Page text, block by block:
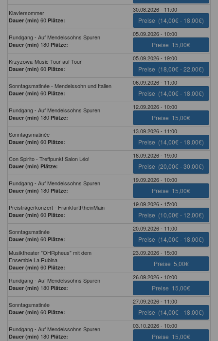
Klaviersommer
Dauer (min) 60 Plätze:
30.08.2026 - 11:00
Preise (14,00€ - 18,00€)
Rundgang - Auf Mendelssohns Spuren
Dauer (min) 180 Plätze:
05.09.2026 - 10:00
Preise 15,00€
Krzyzowa-Music Tour auf Tour
Dauer (min) 60 Plätze:
05.09.2026 - 19:00
Preise (18,00€ - 22,00€)
Sonntagsmatinée - Mendelssohn und Italien
Dauer (min) 60 Plätze:
06.09.2026 - 11:00
Preise (14,00€ - 18,00€)
Rundgang - Auf Mendelssohns Spuren
Dauer (min) 180 Plätze:
12.09.2026 - 10:00
Preise 15,00€
Sonntagsmatinée
Dauer (min) 60 Plätze:
13.09.2026 - 11:00
Preise (14,00€ - 18,00€)
Con Spirito - Treffpunkt Salon Léo!
Dauer (min) Plätze:
18.09.2026 - 19:00
Preise (20,00€ - 30,00€)
Rundgang - Auf Mendelssohns Spuren
Dauer (min) 180 Plätze:
19.09.2026 - 10:00
Preise 15,00€
Preisträgerkonzert - FrankfurtRheinMain
Dauer (min) 60 Plätze:
19.09.2026 - 15:00
Preise (10,00€ - 12,00€)
Sonntagsmatinée
Dauer (min) 60 Plätze:
20.09.2026 - 11:00
Preise (14,00€ - 18,00€)
Musiktheater "OHRpheus" mit dem
Ensemble La Rubina
Dauer (min) 60 Plätze:
23.09.2026 - 15:00
Preise 5,00€
Rundgang - Auf Mendelssohns Spuren
Dauer (min) 180 Plätze:
26.09.2026 - 10:00
Preise 15,00€
Sonntagsmatinée
Dauer (min) 60 Plätze:
27.09.2026 - 11:00
Preise (14,00€ - 18,00€)
Rundgang - Auf Mendelssohns Spuren
Dauer (min) 180 Plätze:
03.10.2026 - 10:00
Preise 15,00€